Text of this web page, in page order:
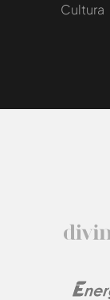
Cultura